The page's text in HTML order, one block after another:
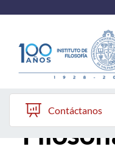
El Instituto
Pregrado
Contáctanos